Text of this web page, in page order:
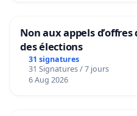
Non aux appels
des élections
31 signatures
31 Signatures / 7 jours
6 Aug 2026